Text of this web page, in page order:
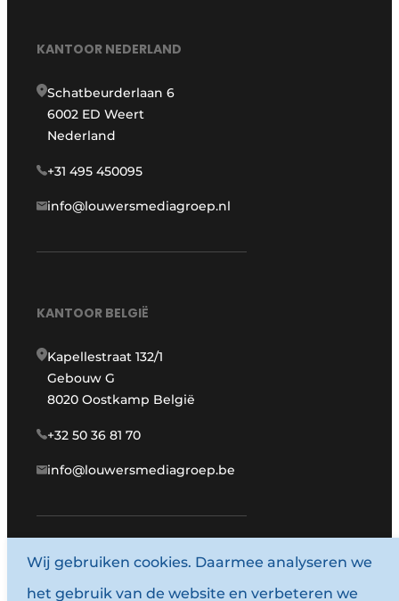
KANTOOR NEDERLAND
Schatbeurderlaan 6
6002 ED Weert
Nederland
+31 495 450095
info@louwersmediagroep.nl
KANTOOR BELGIË
Kapellestraat 132/1
Gebouw G
8020 Oostkamp België
+32 50 36 81 70
info@louwersmediagroep.be
www.louwersmediagroep.com
© 1987 - 2026 Louwersmediagroep.
Wij gebruiken cookies. Daarmee analyseren we
het gebruik van de website en verbeteren we